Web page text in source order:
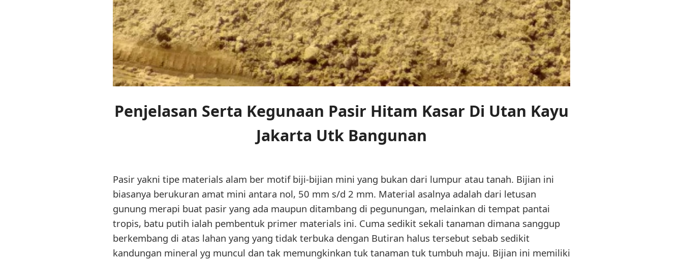
Penjelasan Serta Kegunaan Pasir Hitam Kasar Di Utan Kayu
Jakarta Utk Bangunan
Pasir yakni tipe materials alam ber motif biji-bijian mini yang bukan dari lumpur atau tanah. Bijian ini
biasanya berukuran amat mini antara nol, 50 mm s/d 2 mm. Material asalnya adalah dari letusan
gunung merapi buat pasir yang ada maupun ditambang di pegunungan, melainkan di tempat pantai
tropis, batu putih ialah pembentuk primer materials ini. Cuma sedikit sekali tanaman dimana sanggup
berkembang di atas lahan yang yang tidak terbuka dengan Butiran halus tersebut sebab sedikit
kandungan mineral yg muncul dan tak memungkinkan tuk tanaman tuk tumbuh maju. Bijian ini memiliki